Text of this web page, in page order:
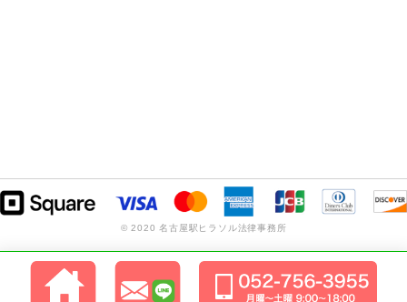
© 2020 名古屋駅ヒラソル法律事務所